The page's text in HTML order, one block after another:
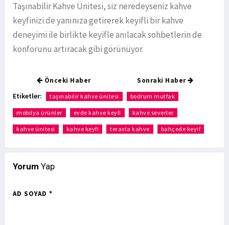
Taşınabilir Kahve Ünitesi, siz neredeyseniz kahve
keyfinizi de yanınıza getirerek keyifli bir kahve
deneyimi ile birlikte keyifle anılacak sohbetlerin de
konforunu artıracak gibi görünüyor.
Önceki Haber Sonraki Haber
Etiketler: taşınabilir kahve ünitesi bodrum mutfak
mobilya ürünler evde kahve keyfi kahve severler
kahve ünitesi kahve keyfi terasta kahve bahçede keyif
Yorum Yap
AD SOYAD *